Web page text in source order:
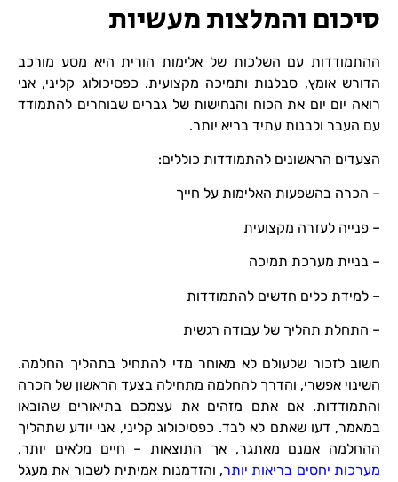
סיכום והמלצות מעשיות
ההתמודדות עם השלכות של אלימות הורית היא מסע מורכב
הדורש אומץ, סבלנות ותמיכה מקצועית. כפסיכולוג קליני, אני
רואה יום יום את הכוח והנחישות של גברים שבוחרים להתמודד
עם העבר ולבנות עתיד בריא יותר.
הצעדים הראשונים להתמודדות כוללים:
– הכרה בהשפעות האלימות על חייך
– פנייה לעזרה מקצועית
– בניית מערכת תמיכה
– למידת כלים חדשים להתמודדות
– התחלת תהליך של עבודה רגשית
חשוב לזכור שלעולם לא מאוחר מדי להתחיל בתהליך החלמה.
השינוי אפשרי, והדרך להחלמה מתחילה בצעד הראשון של הכרה
והתמודדות. אם אתם מזהים את עצמכם בתיאורים שהובאו
במאמר, דעו שאתם לא לבד. כפסיכולוג קליני, אני יודע שתהליך
ההחלמה אמנם מאתגר, אך התוצאות – חיים מלאים יותר,
מערכות יחסים בריאות יותר, והזדמנות אמיתית לשבור את מעגל